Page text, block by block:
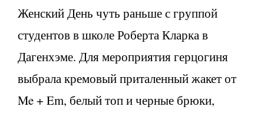
Женский День чуть раньше с группой
студентов в школе Роберта Кларка в
Дагенхэме. Для мероприятия герцогиня
выбрала кремовый приталенный жакет от
Me + Em, белый топ и черные брюки,